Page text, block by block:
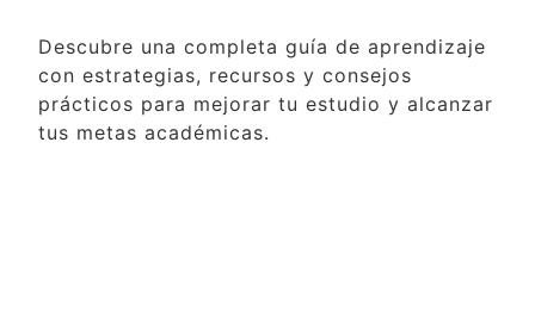
Descubre una completa guía de aprendizaje
con estrategias, recursos y consejos
prácticos para mejorar tu estudio y alcanzar
tus metas académicas.